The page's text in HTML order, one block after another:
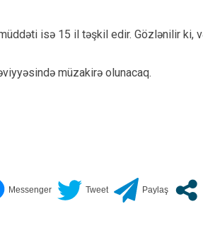
isə 15 il təşkil edir. Gözlənilir ki,
müzakirə olunacaq.